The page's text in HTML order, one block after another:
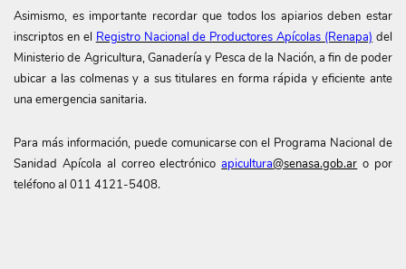
Asimismo, es importante recordar que todos los apiarios deben estar
inscriptos en el Registro Nacional de Productores Apícolas (Renapa) del
Ministerio de Agricultura, Ganadería y Pesca de la Nación, a fin de poder
ubicar a las colmenas y a sus titulares en forma rápida y eficiente ante
una emergencia sanitaria.
Para más información, puede comunicarse con el Programa Nacional de
Sanidad Apícola al correo electrónicoapicultura@senasa.gob.ar o por
teléfono al 011 4121-5408.